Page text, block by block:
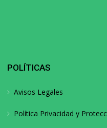
POLÍTICAS
Avisos Legales
Política Privacidad y